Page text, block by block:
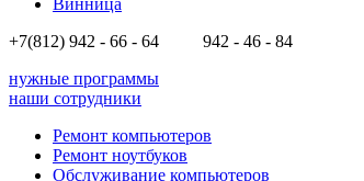
Винница
+7(812) 942 - 66 - 64 942 - 46 - 84
нужные программы
наши сотрудники
Ремонт компьютеров
Ремонт ноутбуков
Обслуживание компьютеров